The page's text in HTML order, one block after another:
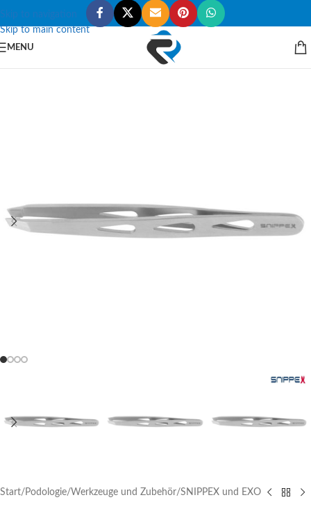
Skip to navigation
Skip to main content
MENU
Start/ Podologie/Werkzeuge und Zubehör/SNIPPEX und EXO